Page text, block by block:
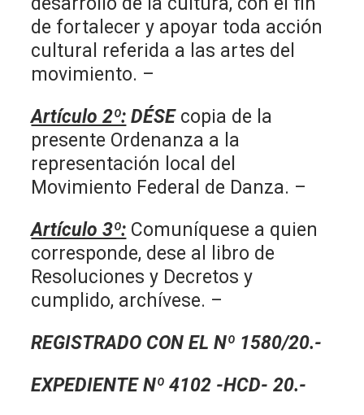
de fortalecer y apoyar toda acción
cultural referida a las artes del
movimiento. –
Artículo 2º: DÉSEcopia de la
presente Ordenanza a la
representación local del
Movimiento Federal de Danza. –
Artículo 3º: Comuníquese a quien
corresponde, dese al libro de
Resoluciones y Decretos y
cumplido, archívese. –
REGISTRADO CON EL Nº 1580/20.-
EXPEDIENTE Nº 4102 -HCD- 20.-